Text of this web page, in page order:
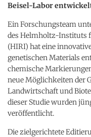
Beisel-Labor
Ein Forschungsteam
des Helmholtz-Instituts
(HIRI) hat eine
genetischen Materials
chemische
neue Möglichkeiten der
Landwirtschaft und
dieser Studie wurden
veröffentlicht.
Die zielgerichtete